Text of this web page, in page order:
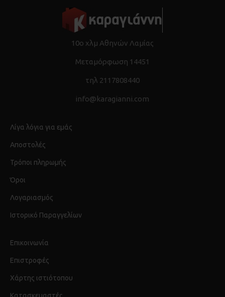
10ο χλμ Αθηνών Λαμίας
Μεταμόρφωση 14451
τηλ 2117808440
info@karagianni.com
Λίγα λόγια για εμάς
Αποστολές
Τρόποι πληρωμής
Όροι
Λογαριασμός
Ιστορικό Παραγγελίων
Επικοινωνία
Επιστροφές
Χάρτης ιστιότοπου